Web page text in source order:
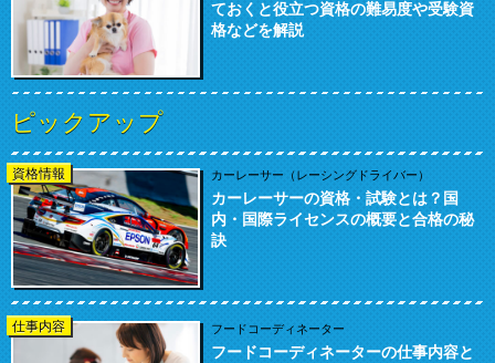
ておくと役立つ資格の難易度や受験資
格などを解説
ピックアップ
資格情報 カーレーサー（レーシングドライバー）
カーレーサーの資格・試験とは？国
内・国際ライセンスの概要と合格の秘
訣
仕事内容 フードコーディネーター
フードコーディネーターの仕事内容と